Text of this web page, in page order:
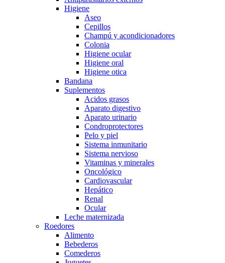
Higiene
Aseo
Cepillos
Champú y acondicionadores
Colonia
Higiene ocular
Higiene oral
Higiene otica
Bandana
Suplementos
Acidos grasos
Aparato digestivo
Aparato urinario
Condroprotectores
Pelo y piel
Sistema inmunitario
Sistema nervioso
Vitaminas y minerales
Oncológico
Cardiovascular
Hepático
Renal
Ocular
Leche maternizada
Roedores
Alimento
Bebederos
Comederos